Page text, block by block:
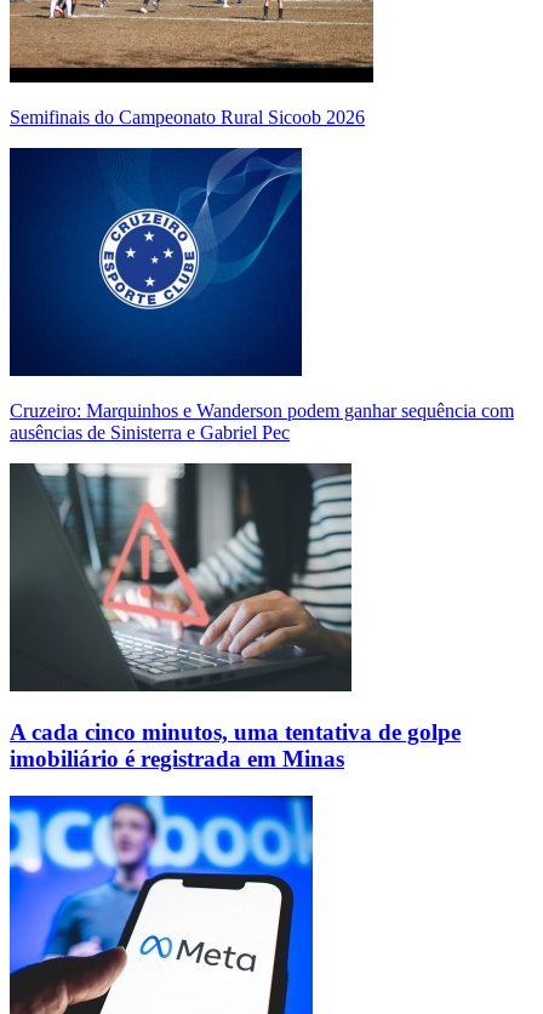
Semifinais do Campeonato Rural Sicoob 2026
Cruzeiro: Marquinhos e Wanderson podem ganhar sequência com
ausências de Sinisterra e Gabriel Pec
A cada cinco minutos, uma tentativa de golpe
imobiliário é registrada em Minas